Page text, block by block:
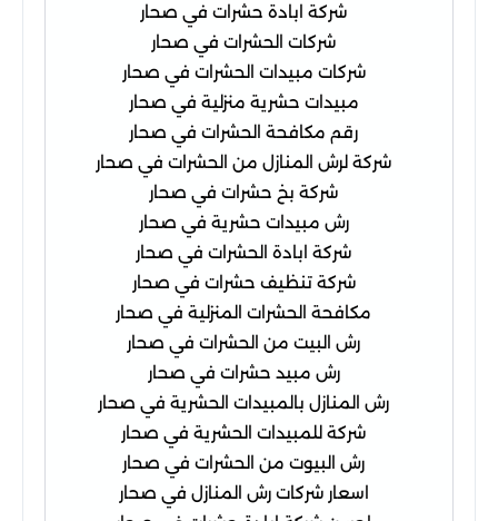
شركة ابادة حشرات في صحار
شركات الحشرات في صحار
شركات مبيدات الحشرات في صحار
مبيدات حشرية منزلية في صحار
رقم مكافحة الحشرات في صحار
شركة لرش المنازل من الحشرات في صحار
شركة بخ حشرات في صحار
رش مبيدات حشرية في صحار
شركة ابادة الحشرات في صحار
شركة تنظيف حشرات في صحار
مكافحة الحشرات المنزلية في صحار
رش البيت من الحشرات في صحار
رش مبيد حشرات في صحار
رش المنازل بالمبيدات الحشرية في صحار
شركة للمبيدات الحشرية في صحار
رش البيوت من الحشرات في صحار
اسعار شركات رش المنازل في صحار